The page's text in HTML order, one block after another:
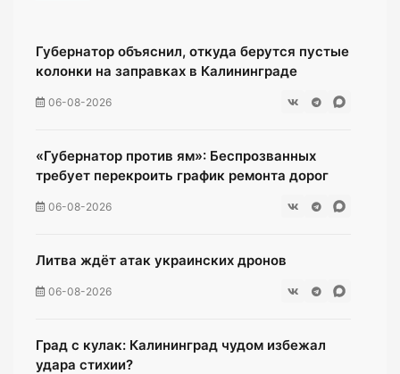
Губернатор объяснил, откуда берутся пустые
колонки на заправках в Калининграде
06-08-2026
«Губернатор против ям»: Беспрозванных
требует перекроить график ремонта дорог
06-08-2026
Литва ждёт атак украинских дронов
06-08-2026
Град с кулак: Калининград чудом избежал
удара стихии?